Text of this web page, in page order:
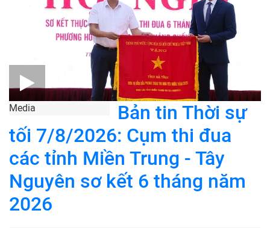
Media
Bản tin Thời sự
tối 7/8/2026: Cụm thi đua
các tỉnh Miền Trung - Tây
Nguyên sơ kết 6 tháng năm
2026